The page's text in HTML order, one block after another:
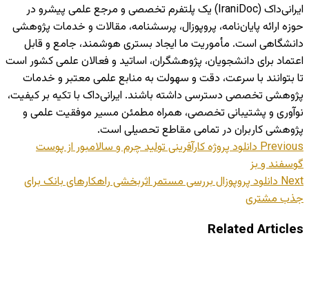
ایرانی‌داک (IraniDoc) یک پلتفرم تخصصی و مرجع علمی پیشرو در
حوزه ارائه پایان‌نامه، پروپوزال، پرسشنامه، مقالات و خدمات پژوهشی
دانشگاهی است. مأموریت ما ایجاد بستری هوشمند، جامع و قابل
اعتماد برای دانشجویان، پژوهشگران، اساتید و فعالان علمی کشور است
تا بتوانند با سرعت، دقت و سهولت به منابع علمی معتبر و خدمات
پژوهشی تخصصی دسترسی داشته باشند. ایرانی‌داک با تکیه بر کیفیت،
نوآوری و پشتیبانی تخصصی، همراه مطمئن مسیر موفقیت علمی و
پژوهشی کاربران در تمامی مقاطع تحصیلی است.
Previousدانلود پروژه کارآفرینی تولید چرم و سالامبور از پوست
گوسفند و بز
Nextدانلود پروپوزال بررسی مستمر اثربخشی راهکارهای بانک برای
جذب مشتری
Related Articles